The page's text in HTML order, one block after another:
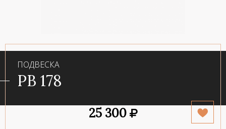
ПОДВЕСКА
PB 178
25 300